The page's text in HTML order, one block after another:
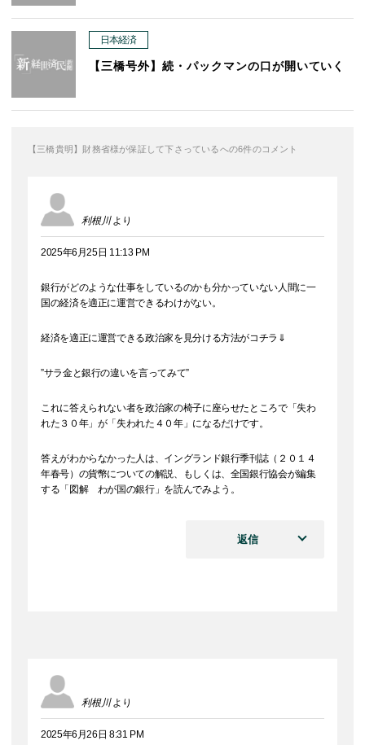
日本経済
【三橋号外】続・パックマンの口が開いていく
【三橋貴明】財務省様が保証して下さっているへの6件のコメント
利根川 より
2025年6月25日 11:13 PM
銀行がどのような仕事をしているのかも分かっていない人間に一
国の経済を適正に運営できるわけがない。
経済を適正に運営できる政治家を見分ける方法がコチラ⇓
”サラ金と銀行の違いを言ってみて”
これに答えられない者を政治家の椅子に座らせたところで「失わ
れた３０年」が「失われた４０年」になるだけです。
答えがわからなかった人は、イングランド銀行季刊誌（２０１４
年春号）の貨幣についての解説、もしくは、全国銀行協会が編集
する「図解 わが国の銀行」を読んでみよう。
返信
利根川 より
2025年6月26日 8:31 PM